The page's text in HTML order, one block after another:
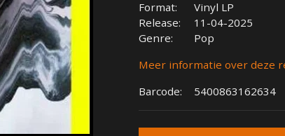
Format:
Vinyl LP
Release:
11-04-2025
Genre:
Pop
Meer informatie over deze
Barcode:
5400863162634